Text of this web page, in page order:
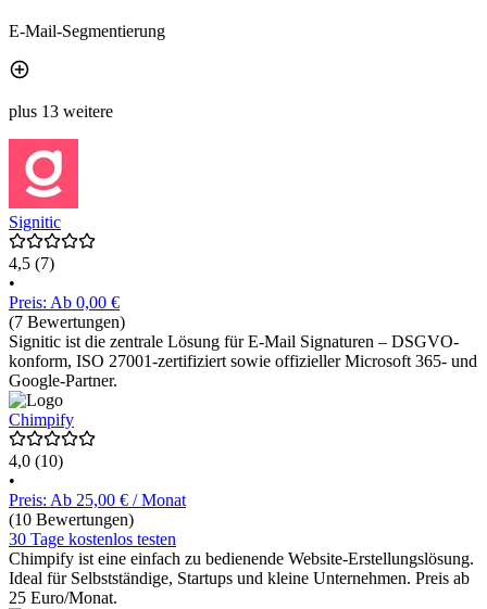
E-Mail-Segmentierung
plus 13 weitere
Signitic
4,5 (7)
•
Preis: Ab 0,00 €
(7 Bewertungen)
Signitic ist die zentrale Lösung für E-Mail Signaturen – DSGVO-
konform, ISO 27001-zertifiziert sowie offizieller Microsoft 365- und
Google-Partner.
Chimpify
4,0 (10)
•
Preis: Ab 25,00 € / Monat
(10 Bewertungen)
30 Tage kostenlos testen
Chimpify ist eine einfach zu bedienende Website-Erstellungslösung.
Ideal für Selbstständige, Startups und kleine Unternehmen. Preis ab
25 Euro/Monat.